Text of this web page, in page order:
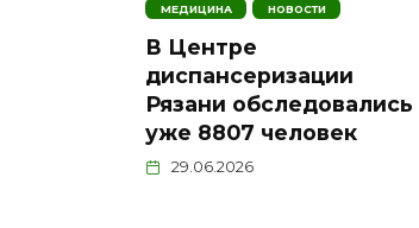
МЕДИЦИНА НОВОСТИ
В Центре
диспансеризации
Рязани обследовались
уже 8807 человек
29.06.2026